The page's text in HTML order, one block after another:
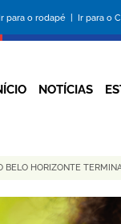
Ir para o rodapé | Ir para o
NOTÍCIAS
BELO HORIZONTE